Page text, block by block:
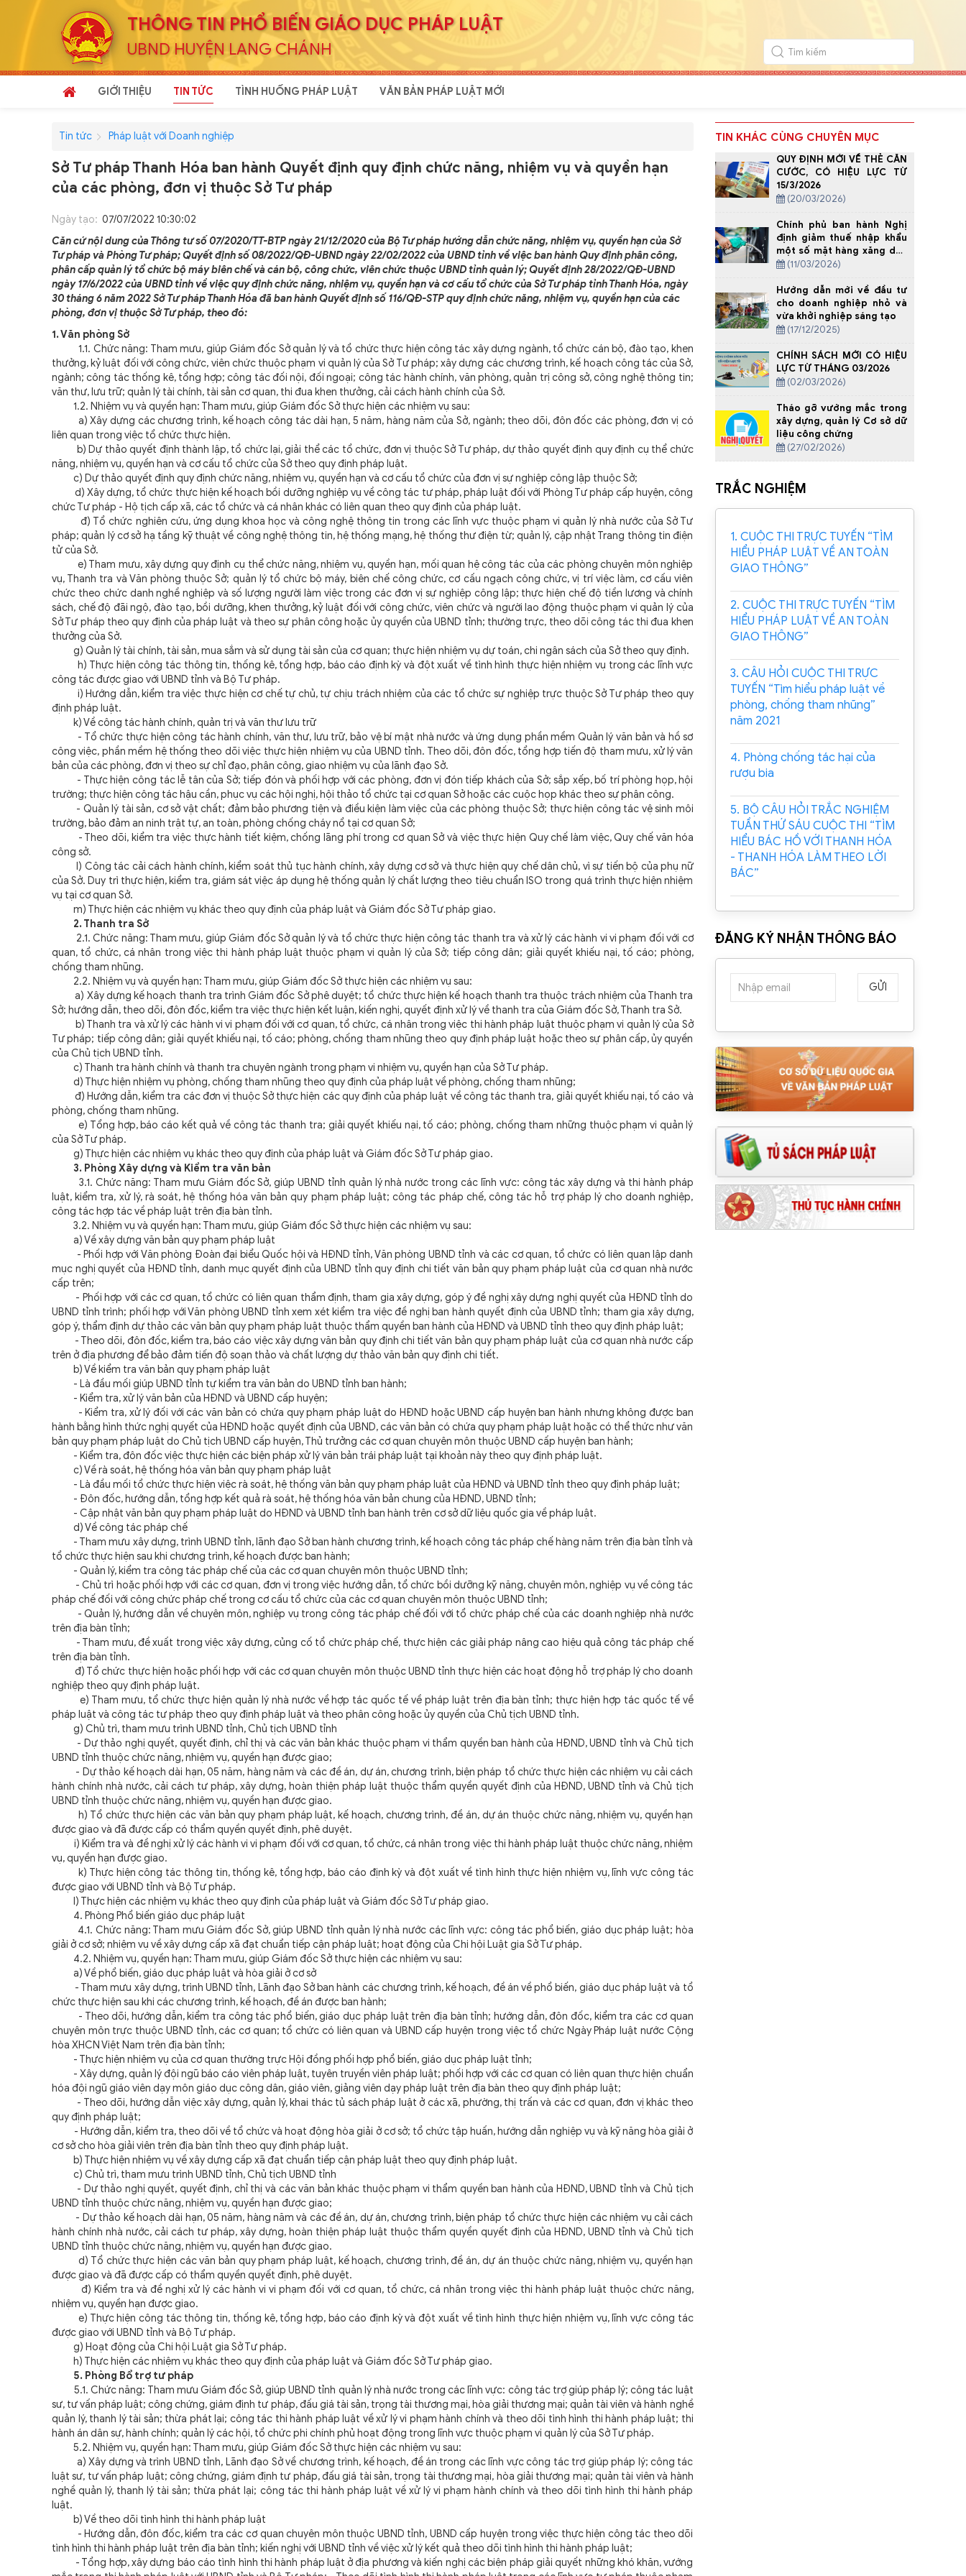
THÔNG TIN PHỔ BIẾN GIÁO DỤC PHÁP LUẬT
UBND HUYỆN LANG CHÁNH
GIỚI THIỆU TIN TỨC TÌNH HUỐNG PHÁP LUẬT VĂN BẢN PHÁP LUẬT MỚI
Tin tức Pháp luật với Doanh nghiệp
Sở Tư pháp Thanh Hóa ban hành Quyết định quy định chức năng, nhiệm vụ và quyền hạn
của các phòng, đơn vị thuộc Sở Tư pháp
Ngày tạo: 07/07/2022 10:30:02
Căn cứ nội dung của Thông tư số 07/2020/TT-BTP ngày 21/12/2020 của Bộ Tư pháp hướng dẫn chức năng, nhiệm vụ, quyền hạn của Sở
Tư pháp và Phòng Tư pháp; Quyết định số 08/2022/QĐ-UBND ngày 22/02/2022 của UBND tỉnh về việc ban hành Quy định phân công,
phân cấp quản lý tổ chức bộ máy biên chế và cán bộ, công chức, viên chức thuộc UBND tỉnh quản lý; Quyết định 28/2022/QĐ-UBND
ngày 17/6/2022 của UBND tỉnh về việc quy định chức năng, nhiệm vụ, quyền hạn và cơ cấu tổ chức của Sở Tư pháp tỉnh Thanh Hóa, ngày
30 tháng 6 năm 2022 Sở Tư pháp Thanh Hóa đã ban hành Quyết định số 116/QĐ-STP quy định chức năng, nhiệm vụ, quyền hạn của các
phòng, đơn vị thuộc Sở Tư pháp, theo đó:
1. Văn phòng Sở
1.1. Chức năng: Tham mưu, giúp Giám đốc Sở quản lý và tổ chức thực hiện công tác xây dựng ngành, tổ chức cán bộ, đào tạo, khen
thưởng, kỷ luật đối với công chức, viên chức thuộc phạm vi quản lý của Sở Tư pháp; xây dựng các chương trình, kế hoạch công tác của Sở,
ngành; công tác thống kê, tổng hợp; công tác đối nội, đối ngoại; công tác hành chính, văn phòng, quản trị công sở, công nghệ thông tin;
văn thư, lưu trữ; quản lý tài chính, tài sản cơ quan, thi đua khen thưởng, cải cách hành chính của Sở.
1.2. Nhiệm vụ và quyền hạn: Tham mưu, giúp Giám đốc Sở thực hiện các nhiệm vụ sau:
a) Xây dựng các chương trình, kế hoạch công tác dài hạn, 5 năm, hàng năm của Sở, ngành; theo dõi, đôn đốc các phòng, đơn vị có
liên quan trong việc tổ chức thực hiện.
b) Dự thảo quyết định thành lập, tổ chức lại, giải thể các tổ chức, đơn vị thuộc Sở Tư pháp, dự thảo quyết định quy định cụ thể chức
năng, nhiệm vụ, quyền hạn và cơ cấu tổ chức của Sở theo quy định pháp luật.
c) Dự thảo quyết định quy định chức năng, nhiệm vụ, quyền hạn và cơ cấu tổ chức của đơn vị sự nghiệp công lập thuộc Sở;
d) Xây dựng, tổ chức thực hiện kế hoạch bồi dưỡng nghiệp vụ về công tác tư pháp, pháp luật đối với Phòng Tư pháp cấp huyện, công
chức Tư pháp - Hộ tịch cấp xã, các tổ chức và cá nhân khác có liên quan theo quy định của pháp luật.
đ) Tổ chức nghiên cứu, ứng dụng khoa học và công nghệ thông tin trong các lĩnh vực thuộc phạm vi quản lý nhà nước của Sở Tư
pháp; quản lý cơ sở hạ tầng kỹ thuật về công nghệ thông tin, hệ thống mạng, hệ thống thư điện từ; quản lý, cập nhật Trang thông tin điện
tử của Sở.
e) Tham mưu, xây dựng quy định cụ thể chức năng, nhiệm vụ, quyền hạn, mối quan hệ công tác của các phòng chuyên môn nghiệp
vụ, Thanh tra và Văn phòng thuộc Sở; quản lý tổ chức bộ máy, biên chế công chức, cơ cấu ngạch công chức, vị trí việc làm, cơ cấu viên
chức theo chức danh nghề nghiệp và số lượng người làm việc trong các đơn vị sự nghiệp công lập; thực hiện chế độ tiền lương và chính
sách, chế độ đãi ngộ, đào tạo, bồi dưỡng, khen thưởng, kỷ luật đối với công chức, viên chức và người lao động thuộc phạm vi quản lý của
Sở Tư pháp theo quy định của pháp luật và theo sự phân công hoặc ủy quyền của UBND tỉnh; thường trực, theo dõi công tác thi đua khen
thưởng của Sở.
g) Quản lý tài chính, tài sản, mua sắm và sử dụng tài sản của cơ quan; thực hiện nhiệm vụ dự toán, chi ngân sách của Sở theo quy định.
h) Thực hiện công tác thông tin, thống kê, tổng hợp, báo cáo định kỳ và đột xuất về tình hình thực hiện nhiệm vụ trong các lĩnh vực
công tác được giao với UBND tỉnh và Bộ Tư pháp.
i) Hướng dẫn, kiểm tra việc thực hiện cơ chế tự chủ, tự chịu trách nhiệm của các tổ chức sự nghiệp trực thuộc Sở Tư pháp theo quy
định pháp luật.
k) Về công tác hành chính, quản trị và văn thư lưu trữ
- Tổ chức thực hiện công tác hành chính, văn thư, lưu trữ, bảo vệ bí mật nhà nước và ứng dụng phần mềm Quản lý văn bản và hồ sơ
công việc, phần mềm hệ thống theo dõi việc thực hiện nhiệm vụ của UBND tỉnh. Theo dõi, đôn đốc, tổng hợp tiến độ tham mưu, xử lý văn
bản của các phòng, đơn vị theo sự chỉ đạo, phân công, giao nhiệm vụ của lãnh đạo Sở.
- Thực hiện công tác lễ tân của Sở; tiếp đón và phối hợp với các phòng, đơn vị đón tiếp khách của Sở; sắp xếp, bố trí phòng họp, hội
trường; thực hiện công tác hậu cần, phục vụ các hội nghị, hội thảo tổ chức tại cơ quan Sở hoặc các cuộc họp khác theo sự phân công.
- Quản lý tài sản, cơ sở vật chất; đảm bảo phương tiện và điều kiện làm việc của các phòng thuộc Sở; thực hiện công tác vệ sinh môi
trường, bảo đảm an ninh trật tự, an toàn, phòng chống cháy nổ tại cơ quan Sở;
- Theo dõi, kiểm tra việc thực hành tiết kiệm, chống lãng phí trong cơ quan Sở và việc thực hiện Quy chế làm việc, Quy chế văn hóa
công sở.
l) Công tác cải cách hành chính, kiểm soát thủ tục hành chính, xây dựng cơ sở và thực hiện quy chế dân chủ, vì sự tiến bộ của phụ nữ
của Sở. Duy trì thực hiện, kiểm tra, giám sát việc áp dụng hệ thống quản lý chất lượng theo tiêu chuẩn ISO trong quá trình thực hiện nhiệm
vụ tại cơ quan Sở.
m) Thực hiện các nhiệm vụ khác theo quy định của pháp luật và Giám đốc Sở Tư pháp giao.
2. Thanh tra Sở
2.1. Chức năng: Tham mưu, giúp Giám đốc Sở quản lý và tổ chức thực hiện công tác thanh tra và xử lý các hành vi vi phạm đối với cơ
quan, tổ chức, cá nhân trong việc thi hành pháp luật thuộc phạm vi quản lý của Sở; tiếp công dân; giải quyết khiếu nại, tố cáo; phòng,
chống tham nhũng.
2.2. Nhiệm vụ và quyền hạn: Tham mưu, giúp Giám đốc Sở thực hiện các nhiệm vụ sau:
a) Xây dựng kế hoạch thanh tra trình Giám đốc Sở phê duyệt; tổ chức thực hiện kế hoạch thanh tra thuộc trách nhiệm của Thanh tra
Sở; hướng dẫn, theo dõi, đôn đốc, kiểm tra việc thực hiện kết luận, kiến nghị, quyết định xử lý về thanh tra của Giám đốc Sở, Thanh tra Sở.
b) Thanh tra và xử lý các hành vi vi phạm đối với cơ quan, tổ chức, cá nhân trong việc thi hành pháp luật thuộc phạm vi quản lý của Sở
Tư pháp; tiếp công dân; giải quyết khiếu nại, tố cáo; phòng, chống tham nhũng theo quy định pháp luật hoặc theo sự phân cấp, ủy quyền
của Chủ tịch UBND tỉnh.
c) Thanh tra hành chính và thanh tra chuyên ngành trong phạm vi nhiệm vụ, quyền hạn của Sở Tư pháp.
d) Thực hiện nhiệm vụ phòng, chống tham nhũng theo quy định của pháp luật về phòng, chống tham nhũng;
đ) Hướng dẫn, kiểm tra các đơn vị thuộc Sở thực hiện các quy định của pháp luật về công tác thanh tra, giải quyết khiếu nại, tố cáo và
phòng, chống tham nhũng.
e) Tổng hợp, báo cáo kết quả về công tác thanh tra; giải quyết khiếu nại, tố cáo; phòng, chống tham những thuộc phạm vi quản lý
của Sở Tư pháp.
g) Thực hiện các nhiệm vụ khác theo quy định của pháp luật và Giám đốc Sở Tư pháp giao.
3. Phòng Xây dựng và Kiểm tra văn bản
3.1. Chức năng: Tham mưu Giám đốc Sở, giúp UBND tỉnh quản lý nhà nước trong các lĩnh vực: công tác xây dựng và thi hành pháp
luật, kiểm tra, xử lý, rà soát, hệ thống hóa văn bản quy phạm pháp luật; công tác pháp chế, công tác hỗ trợ pháp lý cho doanh nghiệp,
công tác hợp tác về pháp luật trên địa bàn tỉnh.
3.2. Nhiệm vụ và quyền hạn: Tham mưu, giúp Giám đốc Sở thực hiện các nhiệm vụ sau:
a) Về xây dựng văn bản quy phạm pháp luật
- Phối hợp với Văn phòng Đoàn đại biểu Quốc hội và HĐND tỉnh, Văn phòng UBND tỉnh và các cơ quan, tổ chức có liên quan lập danh
mục nghị quyết của HĐND tỉnh, danh mục quyết định của UBND tỉnh quy định chi tiết văn bản quy phạm pháp luật của cơ quan nhà nước
cấp trên;
- Phối hợp với các cơ quan, tổ chức có liên quan thẩm định, tham gia xây dựng, góp ý đề nghị xây dựng nghị quyết của HĐND tỉnh do
UBND tỉnh trình; phối hợp với Văn phòng UBND tỉnh xem xét kiểm tra việc đề nghị ban hành quyết định của UBND tỉnh; tham gia xây dựng,
góp ý, thẩm định dự thảo các văn bản quy phạm pháp luật thuộc thẩm quyền ban hành của HĐND và UBND tỉnh theo quy định pháp luật;
- Theo dõi, đôn đốc, kiểm tra, báo cáo việc xây dựng văn bản quy định chi tiết văn bản quy phạm pháp luật của cơ quan nhà nước cấp
trên ở địa phương để bảo đảm tiến độ soạn thảo và chất lượng dự thảo văn bản quy định chi tiết.
b) Về kiểm tra văn bản quy phạm pháp luật
- Là đầu mối giúp UBND tỉnh tự kiểm tra văn bản do UBND tỉnh ban hành;
- Kiểm tra, xử lý văn bản của HĐND và UBND cấp huyện;
- Kiểm tra, xử lý đối với các văn bản có chứa quy phạm pháp luật do HĐND hoặc UBND cấp huyện ban hành nhưng không được ban
hành bằng hình thức nghị quyết của HĐND hoặc quyết định của UBND, các văn bản có chứa quy phạm pháp luật hoặc có thể thức như văn
bản quy phạm pháp luật do Chủ tịch UBND cấp huyện, Thủ trưởng các cơ quan chuyên môn thuộc UBND cấp huyện ban hành;
- Kiểm tra, đôn đốc việc thực hiện các biện pháp xử lý văn bản trái pháp luật tại khoản này theo quy định pháp luật.
c) Về rà soát, hệ thống hóa văn bản quy phạm pháp luật
- Là đầu mối tổ chức thực hiện việc rà soát, hệ thống văn bản quy phạm pháp luật của HĐND và UBND tỉnh theo quy định pháp luật;
- Đôn đốc, hướng dẫn, tổng hợp kết quả rà soát, hệ thống hóa văn bản chung của HĐND, UBND tỉnh;
- Cập nhật văn bản quy phạm pháp luật do HĐND và UBND tỉnh ban hành trên cơ sở dữ liệu quốc gia về pháp luật.
d) Về công tác pháp chế
- Tham mưu xây dựng, trình UBND tỉnh, lãnh đạo Sở ban hành chương trình, kế hoạch công tác pháp chế hàng năm trên địa bàn tỉnh và
tổ chức thực hiện sau khi chương trình, kế hoạch được ban hành;
- Quản lý, kiểm tra công tác pháp chế của các cơ quan chuyên môn thuộc UBND tỉnh;
- Chủ trì hoặc phối hợp với các cơ quan, đơn vị trong việc hướng dẫn, tổ chức bồi dưỡng kỹ năng, chuyên môn, nghiệp vụ về công tác
pháp chế đối với công chức pháp chế trong cơ cấu tổ chức của các cơ quan chuyên môn thuộc UBND tỉnh;
- Quản lý, hướng dẫn về chuyên môn, nghiệp vụ trong công tác pháp chế đối với tổ chức pháp chế của các doanh nghiệp nhà nước
trên địa bàn tỉnh;
- Tham mưu, đề xuất trong việc xây dựng, củng cố tổ chức pháp chế, thực hiện các giải pháp nâng cao hiệu quả công tác pháp chế
trên địa bàn tỉnh.
đ) Tổ chức thực hiện hoặc phối hợp với các cơ quan chuyên môn thuộc UBND tỉnh thực hiện các hoạt động hỗ trợ pháp lý cho doanh
nghiệp theo quy định pháp luật.
e) Tham mưu, tổ chức thực hiện quản lý nhà nước về hợp tác quốc tế về pháp luật trên địa bàn tỉnh; thực hiện hợp tác quốc tế về
pháp luật và công tác tư pháp theo quy định pháp luật và theo phân công hoặc ủy quyền của Chủ tịch UBND tỉnh.
g) Chủ trì, tham mưu trình UBND tỉnh, Chủ tịch UBND tỉnh
- Dự thảo nghị quyết, quyết định, chỉ thị và các văn bản khác thuộc phạm vi thẩm quyền ban hành của HĐND, UBND tỉnh và Chủ tịch
UBND tỉnh thuộc chức năng, nhiệm vụ, quyền hạn được giao;
- Dự thảo kế hoạch dài hạn, 05 năm, hàng năm và các đề án, dự án, chương trình, biện pháp tổ chức thực hiện các nhiệm vụ cải cách
hành chính nhà nước, cải cách tư pháp, xây dựng, hoàn thiện pháp luật thuộc thẩm quyền quyết định của HĐND, UBND tỉnh và Chủ tịch
UBND tỉnh thuộc chức năng, nhiệm vụ, quyền hạn được giao.
h) Tổ chức thực hiện các văn bản quy phạm pháp luật, kế hoạch, chương trình, đề án, dự án thuộc chức năng, nhiệm vụ, quyền hạn
được giao và đã được cấp có thẩm quyền quyết định, phê duyệt.
i) Kiểm tra và đề nghị xử lý các hành vi vi phạm đối với cơ quan, tổ chức, cá nhân trong việc thi hành pháp luật thuộc chức năng, nhiệm
vụ, quyền hạn được giao.
k) Thực hiện công tác thông tin, thống kê, tổng hợp, báo cáo định kỳ và đột xuất về tình hình thực hiện nhiệm vụ, lĩnh vực công tác
được giao với UBND tỉnh và Bộ Tư pháp.
l) Thực hiện các nhiệm vụ khác theo quy định của pháp luật và Giám đốc Sở Tư pháp giao.
4. Phòng Phổ biến giáo dục pháp luật
4.1. Chức năng: Tham mưu Giám đốc Sở, giúp UBND tỉnh quản lý nhà nước các lĩnh vực: công tác phổ biến, giáo dục pháp luật; hòa
giải ở cơ sở; nhiệm vụ về xây dựng cấp xã đạt chuẩn tiếp cận pháp luật; hoạt động của Chi hội Luật gia Sở Tư pháp.
4.2. Nhiệm vụ, quyền hạn: Tham mưu, giúp Giám đốc Sở thực hiện các nhiệm vụ sau:
a) Về phổ biến, giáo dục pháp luật và hòa giải ở cơ sở
- Tham mưu xây dựng, trình UBND tỉnh, Lãnh đạo Sở ban hành các chương trình, kế hoạch, đề án về phổ biến, giáo dục pháp luật và tổ
chức thực hiện sau khi các chương trình, kế hoạch, đề án được ban hành;
- Theo dõi, hướng dẫn, kiểm tra công tác phổ biến, giáo dục pháp luật trên địa bàn tỉnh; hướng dẫn, đôn đốc, kiểm tra các cơ quan
chuyên môn trực thuộc UBND tỉnh, các cơ quan; tổ chức có liên quan và UBND cấp huyện trong việc tổ chức Ngày Pháp luật nước Cộng
hòa XHCN Việt Nam trên địa bàn tỉnh;
- Thực hiện nhiệm vụ của cơ quan thường trực Hội đồng phối hợp phổ biến, giáo dục pháp luật tỉnh;
- Xây dựng, quản lý đội ngũ báo cáo viên pháp luật, tuyên truyền viên pháp luật; phối hợp với các cơ quan có liên quan thực hiện chuẩn
hóa đội ngũ giáo viên dạy môn giáo dục công dân, giáo viên, giảng viên dạy pháp luật trên địa bàn theo quy định pháp luật;
- Theo dõi, hướng dẫn việc xây dựng, quản lý, khai thác tủ sách pháp luật ở các xã, phường, thị trấn và các cơ quan, đơn vị khác theo
quy định pháp luật;
- Hướng dẫn, kiểm tra, theo dõi về tổ chức và hoạt động hòa giải ở cơ sở; tổ chức tập huấn, hướng dẫn nghiệp vụ và kỹ năng hòa giải ở
cơ sở cho hòa giải viên trên địa bàn tỉnh theo quy định pháp luật.
b) Thực hiện nhiệm vụ về xây dựng cấp xã đạt chuẩn tiếp cận pháp luật theo quy định pháp luật.
c) Chủ trì, tham mưu trình UBND tỉnh, Chủ tịch UBND tỉnh
- Dự thảo nghị quyết, quyết định, chỉ thị và các văn bản khác thuộc phạm vi thẩm quyền ban hành của HĐND, UBND tỉnh và Chủ tịch
UBND tỉnh thuộc chức năng, nhiệm vụ, quyền hạn được giao;
- Dự thảo kế hoạch dài hạn, 05 năm, hàng năm và các đề án, dự án, chương trình, biện pháp tổ chức thực hiện các nhiệm vụ cải cách
hành chính nhà nước, cải cách tư pháp, xây dựng, hoàn thiện pháp luật thuộc thẩm quyền quyết định của HĐND, UBND tỉnh và Chủ tịch
UBND tỉnh thuộc chức năng, nhiệm vụ, quyền hạn được giao.
d) Tổ chức thực hiện các văn bản quy phạm pháp luật, kế hoạch, chương trình, đề án, dự án thuộc chức năng, nhiệm vụ, quyền hạn
được giao và đã được cấp có thẩm quyền quyết định, phê duyệt.
đ) Kiểm tra và đề nghị xử lý các hành vi vi phạm đối với cơ quan, tổ chức, cá nhân trong việc thi hành pháp luật thuộc chức năng,
nhiệm vụ, quyền hạn được giao.
e) Thực hiện công tác thông tin, thống kê, tổng hợp, báo cáo định kỳ và đột xuất về tình hình thực hiện nhiệm vụ, lĩnh vực công tác
được giao với UBND tỉnh và Bộ Tư pháp.
g) Hoạt động của Chi hội Luật gia Sở Tư pháp.
h) Thực hiện các nhiệm vụ khác theo quy định của pháp luật và Giám đốc Sở Tư pháp giao.
5. Phòng Bổ trợ tư pháp
5.1. Chức năng: Tham mưu Giám đốc Sở, giúp UBND tỉnh quản lý nhà nước trong các lĩnh vực: công tác trợ giúp pháp lý; công tác luật
sư, tư vấn pháp luật; công chứng, giám định tư pháp, đấu giá tài sản, trọng tài thương mại, hòa giải thương mại; quản tài viên và hành nghề
quản lý, thanh lý tài sản; thừa phát lại; công tác thi hành pháp luật về xử lý vi phạm hành chính và theo dõi tình hình thi hành pháp luật; thi
hành án dân sự, hành chính; quản lý các hội, tổ chức phi chính phủ hoạt động trong lĩnh vực thuộc phạm vi quản lý của Sở Tư pháp.
5.2. Nhiệm vụ, quyền hạn: Tham mưu, giúp Giám đốc Sở thực hiện các nhiệm vụ sau:
a) Xây dựng và trình UBND tỉnh, Lãnh đạo Sở về chương trình, kế hoạch, đề án trong các lĩnh vực công tác trợ giúp pháp lý; công tác
luật sư, tư vấn pháp luật; công chứng, giám định tư pháp, đấu giá tài sản, trọng tài thương mại, hòa giải thương mại; quản tài viên và hành
nghề quản lý, thanh lý tài sản; thừa phát lại; công tác thi hành pháp luật về xử lý vi phạm hành chính và theo dõi tình hình thi hành pháp
luật.
b) Về theo dõi tình hình thi hành pháp luật
- Hướng dẫn, đôn đốc, kiểm tra các cơ quan chuyên môn thuộc UBND tỉnh, UBND cấp huyện trong việc thực hiện công tác theo dõi
tình hình thi hành pháp luật trên địa bàn tỉnh; kiến nghị với UBND tỉnh về việc xử lý kết quả theo dõi tình hình thi hành pháp luật;
- Tổng hợp, xây dựng báo cáo tình hình thi hành pháp luật ở địa phương và kiến nghị các biện pháp giải quyết những khó khăn, vướng
TIN KHÁC CÙNG CHUYÊN MỤC
QUY ĐỊNH MỚI VỀ THẺ CĂN
CƯỚC, CÓ HIỆU LỰC TỪ
15/3/2026
(20/03/2026)
Chính phủ ban hành Nghị
định giảm thuế nhập khẩu
một số mặt hàng xăng dầu
về 0%
(11/03/2026)
Hướng dẫn mới về đầu tư
cho doanh nghiệp nhỏ và
vừa khởi nghiệp sáng tạo
(17/12/2025)
CHÍNH SÁCH MỚI CÓ HIỆU
LỰC TỪ THÁNG 03/2026
(02/03/2026)
Tháo gỡ vướng mắc trong
xây dựng, quản lý Cơ sở dữ
liệu công chứng
(27/02/2026)
TRẮC NGHIỆM
1. CUỘC THI TRỰC TUYẾN “TÌM
HIỂU PHÁP LUẬT VỀ AN TOÀN
GIAO THÔNG”
2. CUỘC THI TRỰC TUYẾN “TÌM
HIỂU PHÁP LUẬT VỀ AN TOÀN
GIAO THÔNG”
3. CÂU HỎI CUỘC THI TRỰC
TUYẾN “Tìm hiểu pháp luật về
phòng, chống tham nhũng”
năm 2021
4. Phòng chống tác hại của
rượu bia
5. BỘ CÂU HỎI TRẮC NGHIỆM
TUẦN THỨ SÁU CUỘC THI “TÌM
HIỂU BÁC HỒ VỚI THANH HÓA
- THANH HÓA LÀM THEO LỜI
BÁC”
ĐĂNG KÝ NHẬN THÔNG BÁO
GỬI